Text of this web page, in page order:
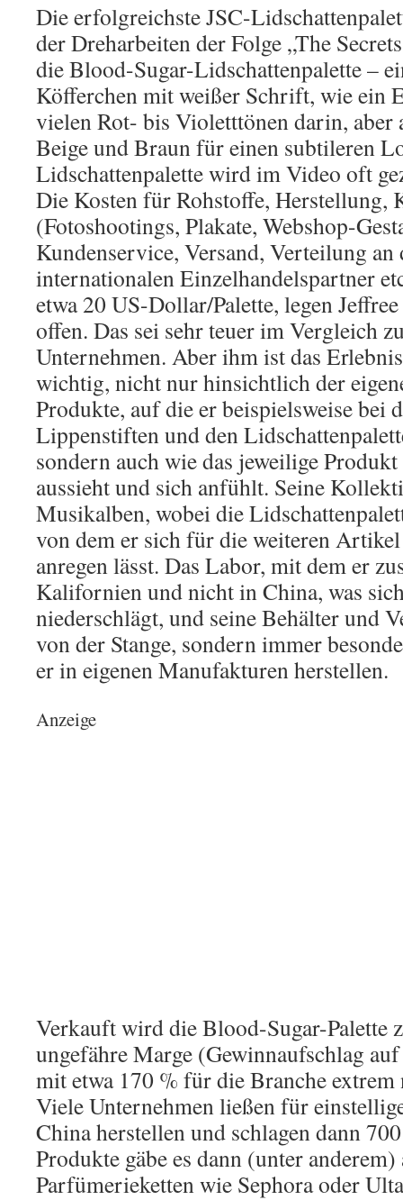
Die erfolgreichste JSC-
der Dreharbeiten der Folge „The
die Blood-Sugar-Lidschattenpalette –
Köfferchen mit weißer Schrift, wie ein
vielen Rot- bis Violetttönen darin, aber
Beige und Braun für einen subtileren
Lidschattenpalette wird im Video oft
Die Kosten für Rohstoffe, Herstellung,
(Fotoshootings, Plakate, Webshop-
Kundenservice, Versand, Verteilung
internationalen Einzelhandelspartner
etwa 20 US-Dollar/Palette, legen
offen. Das sei sehr teuer im Vergleich
Unternehmen. Aber ihm ist das
wichtig, nicht nur hinsichtlich der
Produkte, auf die er beispielsweise bei
Lippenstiften und den
sondern auch wie das jeweilige
aussieht und sich anfühlt. Seine
Musikalben, wobei die
von dem er sich für die weiteren
anregen lässt. Das Labor, mit dem er
Kalifornien und nicht in China, was
niederschlägt, und seine Behälter und
von der Stange, sondern immer
er in eigenen Manufakturen herstellen.
Anzeige
Verkauft wird die Blood-Sugar-Palette
ungefähre Marge (Gewinnaufschlag
mit etwa 170 % für die Branche extrem
Viele Unternehmen ließen für
China herstellen und schlagen dann
Produkte gäbe es dann (unter
Parfümerieketten wie Sephora oder